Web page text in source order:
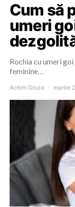
Cum să
umeri
Rochia cu umeri
feminine…
Achim Groza martie